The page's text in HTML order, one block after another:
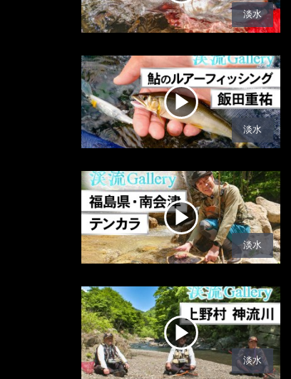
淡水
淡水
淡水
淡水